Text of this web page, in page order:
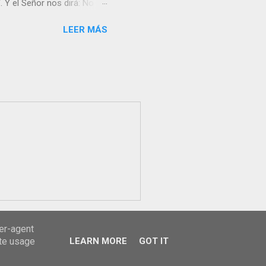
el Señor nos dirá: No
dejo a nadie sólo con
LEER MÁS
agent
usage
LEARN MORE GOT IT